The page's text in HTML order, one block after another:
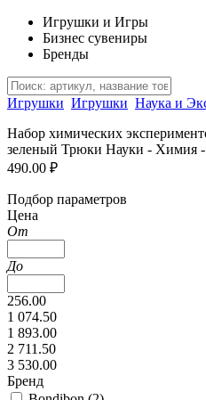
Игрушки и Игры
Бизнес сувениры
Бренды
Игрушки Игрушки Наука и
Набор химических
зеленый Трюки Науки - Химия
490.00 ₽
Подбор параметров
Цена
От
До
256.00
1 074.50
1 893.00
2 711.50
3 530.00
Бренд